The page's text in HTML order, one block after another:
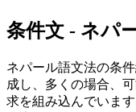
条件文 - ネパ
ネパール語文法の条
成し、多くの場合、
求を組み込んでいま